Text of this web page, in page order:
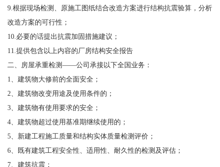
9.根据现场检测、原施工图纸结合改造方案进行结构抗震验算，分析
改造方案的可行性；
10.必要的话提出抗震加固措施建议；
11.提供包含以上内容的厂房结构安全报告
二、房屋承重检测——公司承接以下全国业务：
1、建筑物大修前的全面安全；
2、建筑物改变用途及使用条件的；
3、建筑物有使用要求的安全；
4、建筑物超过使用基准期继续使用的；
5、新建工程施工质量和结构实体质量检测评价；
6、既有建筑工程安全性、适用性、耐久性的检测及评估；
7、建筑抗震；